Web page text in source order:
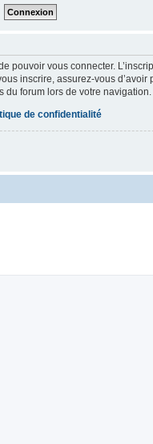
pouvoir vous connecter.
inscrire, assurez-vous
du forum lors de votre navigation.
de confidentialité